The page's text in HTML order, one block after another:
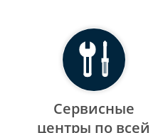
Сервисные
центры по всей